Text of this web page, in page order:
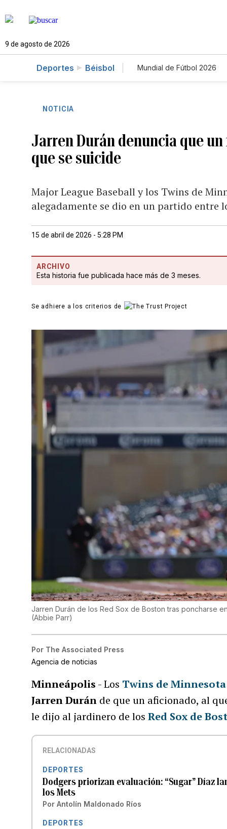
9 de agosto de 2026
Deportes Béisbol Mundial de Fútbol 2026
NOTICIA
Jarren Durán denuncia que
que se suicide
Major League Baseball y los Twins de
alegadamente se dio en un partido entre
15 de abril de 2026 - 5:28 PM
ARCHIVO
Esta historia fue publicada hace más de 3 meses.
Se adhiere a los criterios de
Jarren Durán de los Red Sox de Boston tras poncharse
(Abbie Parr)
Por The Associated Press
Agencia de noticias
Minneápolis - Los Twins de Minnesota
Jarren Durán de que un aficionado, al
le dijo al jardinero de losRed Sox de
RELACIONADAS
DEPORTES
Dodgers priorizan evaluación: “Sugar” Díaz
los Mets
Por Antolín Maldonado Ríos
DEPORTES